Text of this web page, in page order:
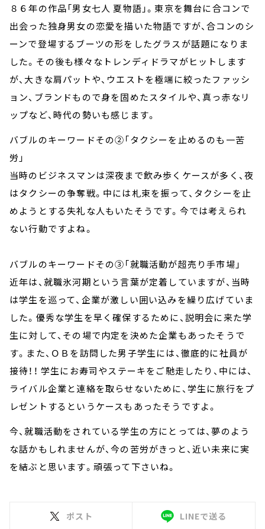
８６年の作品「男女七人 夏物語」。東京を舞台に合コンで
出会った独身男女の恋愛を描いた物語ですが、合コンのシ
ーンで登場するブーツの形をしたグラスが話題になりま
した。その後も様々なトレンディドラマがヒットします
が、大きな肩パットや、ウエストを極端に絞ったファッシ
ョン、ブランドもので身を固めたスタイルや、真っ赤なリ
ップなど、時代の勢いも感じます。
バブルのキーワードその②「タクシーを止めるのも一苦
労」
当時のビジネスマンは深夜まで飲み歩くケースが多く、夜
はタクシーの争奪戦。中には札束を振って、タクシーを止
めようとする失礼な人もいたそうです。今では考えられ
ない行動ですよね。
バブルのキーワードその③「就職活動が超売り手市場」
近年は、就職氷河期という言葉が定着していますが、当時
は学生を巡って、企業が激しい囲い込みを繰り広げていま
した。優秀な学生を早く確保するために、説明会に来た学
生に対して、その場で内定を決めた企業もあったそうで
す。また、ＯＢを訪問した男子学生には、徹底的に社員が
接待！！ 学生にお寿司やステーキをご馳走したり、中には、
ライバル企業と連絡を取らせないために、学生に旅行をプ
レゼントするというケースもあったそうですよ。
今、就職活動をされている学生の方にとっては、夢のよう
な話かもしれませんが、今の苦労がきっと、近い未来に実
を結ぶと思います。頑張って下さいね。
ポスト LINEで送る